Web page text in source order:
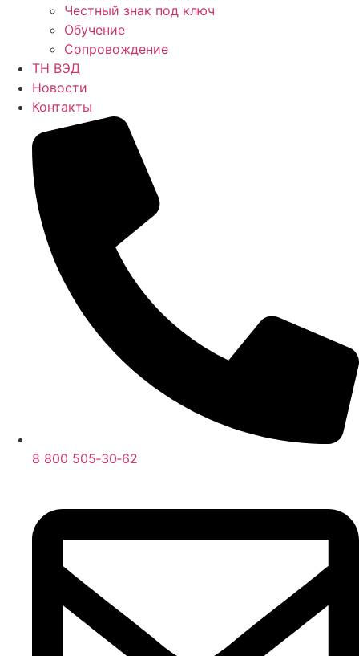
Честный знак под ключ
Обучение
Сопровождение
ТН ВЭД
Новости
Контакты
8 800 505‑30‑62